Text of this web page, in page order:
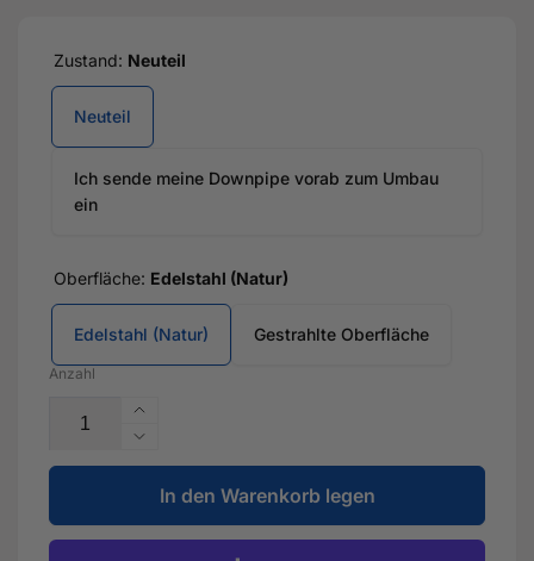
Zustand: Neuteil
Neuteil
Ich sende meine Downpipe vorab zum Umbau
ein
Oberfläche: Edelstahl (Natur)
Edelstahl (Natur) Gestrahlte Oberfläche
Anzahl
Erhöhe
die
Menge
für
4
Zoll
Verringere
die
Menge
für
4
In den Warenkorb legen